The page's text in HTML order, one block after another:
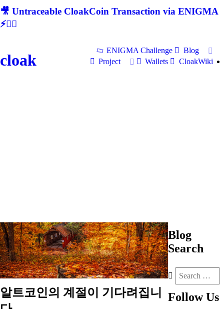
🎥 Untraceable CloakCoin Transaction via ENIGMA
⚡🕵‍♂
cloak
ENIGMA Challenge
Blog
Project
Wallets CloakWiki
알트코인의 계절이 기다려집니
Blog
Search
Follow Us